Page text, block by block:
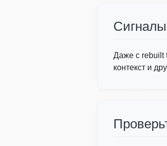
Даже с rebuilt
контекст и